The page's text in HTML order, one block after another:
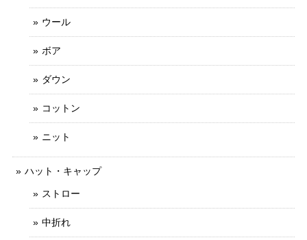
ウール
ボア
ダウン
コットン
ニット
ハット・キャップ
ストロー
中折れ